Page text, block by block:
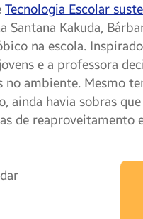
Tecnologia Escolar
Santana Kakuda,
na escola.
e a professora
no ambiente. Mesmo
ainda havia sobras
de reaproveitamento